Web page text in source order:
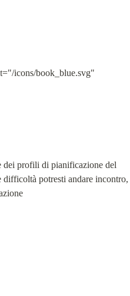
icons/book_blue.svg"
dei profili di pianificazione del
potresti andare incontro,